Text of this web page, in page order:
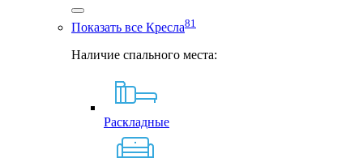
Показать все Кресла81
Наличие спального места:
Раскладные